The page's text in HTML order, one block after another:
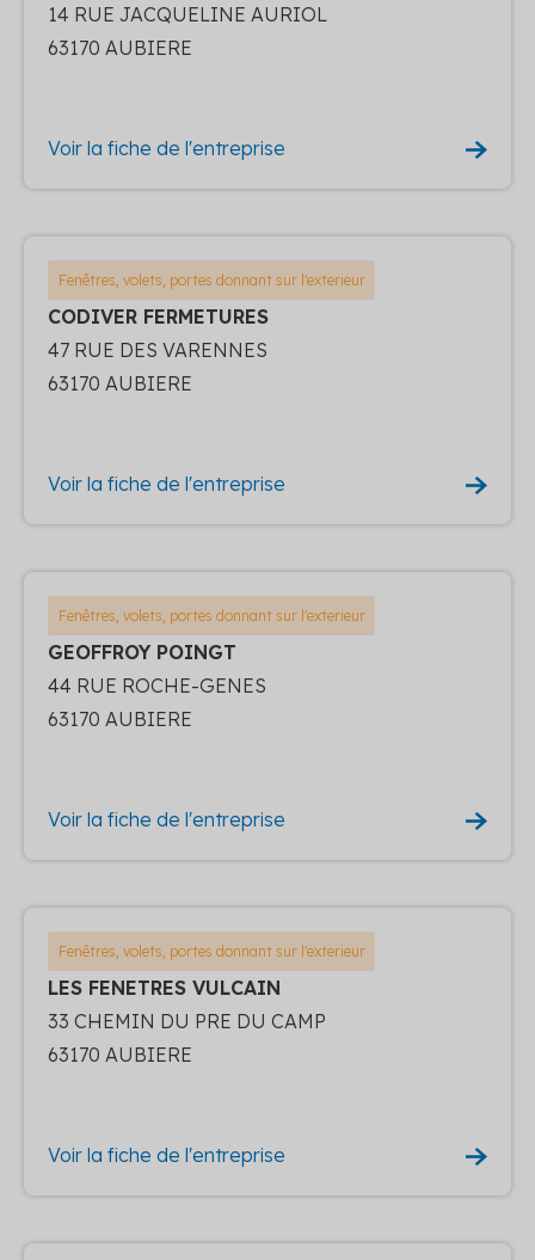
14 RUE JACQUELINE AURIOL
63170 AUBIERE
Voir la fiche de l'entreprise
Fenêtres, volets, portes donnant sur l'exterieur
CODIVER FERMETURES
47 RUE DES VARENNES
63170 AUBIERE
Voir la fiche de l'entreprise
Fenêtres, volets, portes donnant sur l'exterieur
GEOFFROY POINGT
44 RUE ROCHE-GENES
63170 AUBIERE
Voir la fiche de l'entreprise
Fenêtres, volets, portes donnant sur l'exterieur
LES FENETRES VULCAIN
33 CHEMIN DU PRE DU CAMP
63170 AUBIERE
Voir la fiche de l'entreprise